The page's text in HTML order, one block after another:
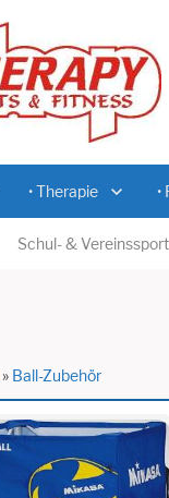
• Therapie •
Schul- & Vereinssport
» Ball-Zubehör